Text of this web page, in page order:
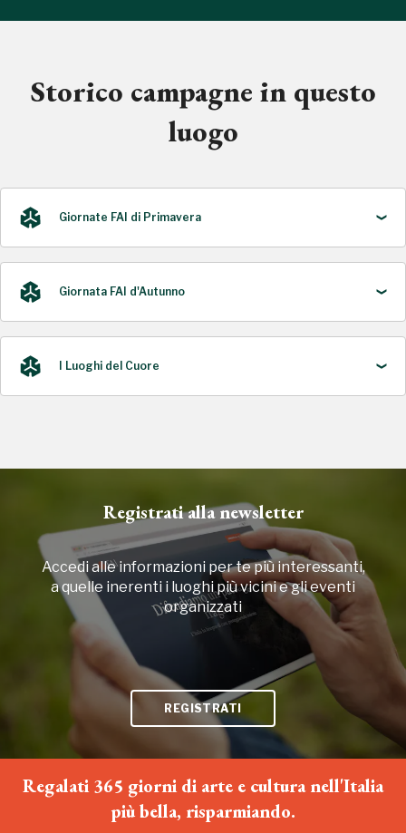
Storico campagne in questo
luogo
Giornate FAI di Primavera
Giornata FAI d'Autunno
I Luoghi del Cuore
Registrati alla newsletter
Accedi alle informazioni per te più interessanti,
a quelle inerenti i luoghi più vicini e gli eventi
organizzati
REGISTRATI
Regalati 365 giorni di arte e cultura nell'Italia
più bella, risparmiando.